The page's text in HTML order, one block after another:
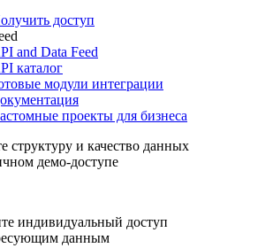
доступ
and Data Feed
каталог
модули интеграции
проекты для бизнеса
структуру и качество данных
демо-доступе
индивидуальный доступ
данным